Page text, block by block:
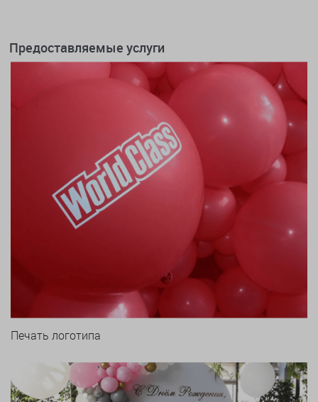
Предоставляемые услуги
Печать логотипа